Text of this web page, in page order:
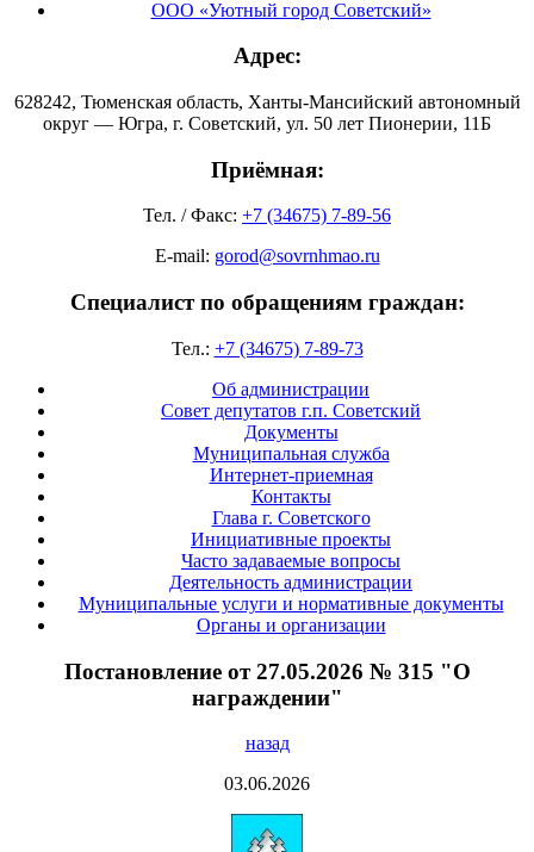
ООО «Уютный город Советский»
Адрес:
628242, Тюменская область, Ханты-Мансийский автономный
округ — Югра, г. Советский, ул. 50 лет Пионерии, 11Б
Приёмная:
Тел. / Факс: +7 (34675) 7-89-56
E-mail: gorod@sovrnhmao.ru
Специалист по обращениям граждан:
Тел.: +7 (34675) 7-89-73
Об администрации
Совет депутатов г.п. Советский
Документы
Муниципальная служба
Интернет-приемная
Контакты
Глава г. Советского
Инициативные проекты
Часто задаваемые вопросы
Деятельность администрации
Муниципальные услуги и нормативные документы
Органы и организации
Постановление от 27.05.2026 № 315 "О
награждении"
назад
03.06.2026